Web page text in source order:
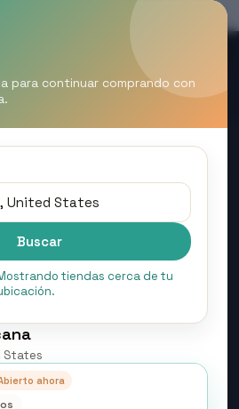
con entregas rápidas y
para continuar comprando con
Buscar
tiendas cerca de tu
States
ahora